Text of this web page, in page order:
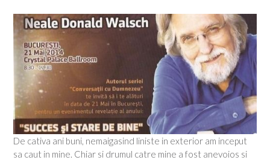
De cativa ani buni, nemaigasind liniste in exterior am inceput
sa caut in mine. Chiar si drumul catre mine a fost anevoios si